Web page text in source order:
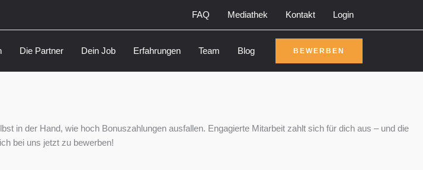
FAQ Mediathek Kontakt Login
Die Partner Dein Job Erfahrungen Team Blog BEWERBEN
in der Hand, wie hoch Bonuszahlungen ausfallen. Engagierte Mitarbeit zahlt sich für dich aus – und die
bei uns jetzt zu bewerben!